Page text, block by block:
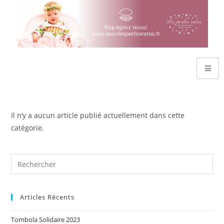
Il n’y a aucun article publié actuellement dans cette
catégorie.
Articles Récents
Tombola Solidaire 2023